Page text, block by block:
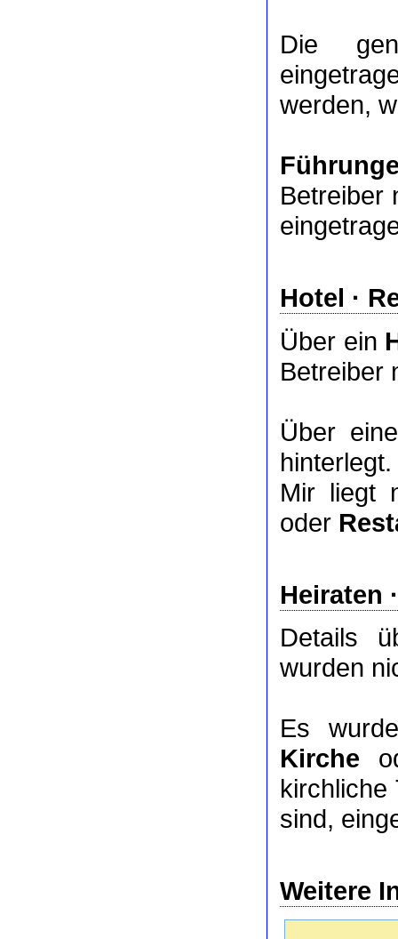
Die
werden,
Betreiber
Hotel ·
Über ein
Betreiber
Über
hinterlegt.
Mir liegt
oder
Heiraten
Details
wurden
Es
Kirche
kirchliche
sind,
Weitere